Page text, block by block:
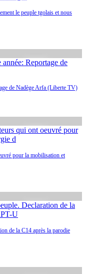
le peuple tgolais et nous
de Nadège Arfa (Liberte TV)
pour la mobilisation et
de la C14 après la parodie